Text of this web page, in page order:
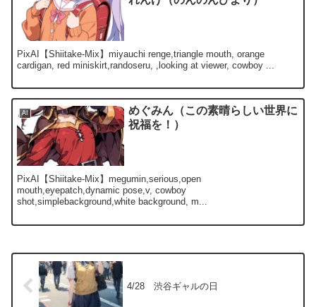
PixAI【Shiitake-Mix】miyauchi renge,triangle mouth, orange
cardigan, red miniskirt,randoseru, ,looking at viewer, cowboy ...
AI
めぐみん（この素晴らしい世界に
祝福を！）
PixAI【Shiitake-Mix】megumin,serious,open
mouth,eyepatch,dynamic pose,v, cowboy
shot,simplebackground,white background, m...
4/28 渋谷ギャルの日